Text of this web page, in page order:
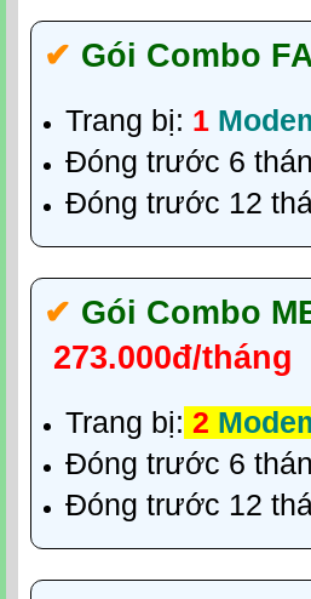
✔‎ Gói Combo
Trang bị: 1
Đóng trước 6
Đóng trước 12
✔‎ Gói Combo
273.000đ/tháng
Trang bị: 2
Đóng trước 6
Đóng trước 12